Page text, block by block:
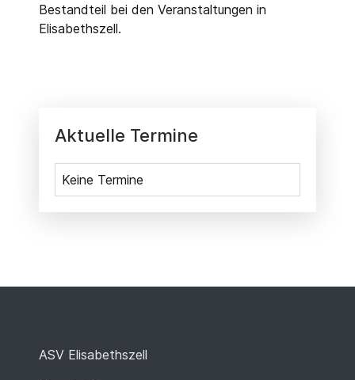
Bestandteil bei den Veranstaltungen in
Elisabethszell.
Aktuelle Termine
Keine Termine
ASV Elisabethszell